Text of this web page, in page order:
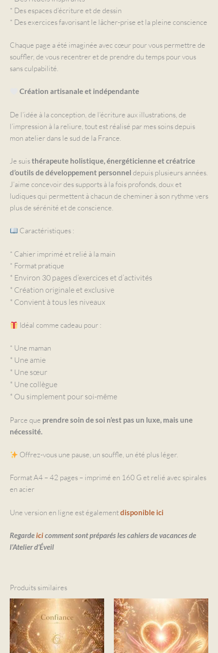
* Des espaces d’écriture et de dessin
* Des exercices favorisant le lâcher-prise et la pleine conscience
Chaque page a été imaginée avec cœur pour vous permettre de
souffler, de vous recentrer et de prendre du temps pour vous
sans culpabilité.
Création artisanale et indépendante
De l’idée à la conception, de l’écriture aux illustrations, de
l’impression à la reliure, tout est réalisé par mes soins depuis
mon atelier dans le sud de la France.
Je suisthérapeute holistique, énergéticienne et créatrice
d’outils de développement personnel depuis plusieurs années.
J’aime concevoir des supports à la fois profonds, doux et
ludiques qui permettent à chacun de cheminer à son rythme vers
plus de sérénité et de conscience.
Caractéristiques :
* Cahier imprimé et relié à la main
* Format pratique
* Environ 30 pages d’exercices et d’activités
* Création originale et exclusive
* Convient à tous les niveaux
Idéal comme cadeau pour :
* Une maman
* Une amie
* Une sœur
* Une collègue
* Ou simplement pour soi-même
Parce que prendre soin de soi n’est pas un luxe, mais une
nécessité.
Offrez-vous une pause, un souffle, un été plus léger.
Format A4 – 42 pages – imprimé en 160 G et relié avec spirales
en acier
Une version en ligne est égalementdisponible ici
Regardeicicomment sont préparés les cahiers de vacances de
l’Atelier d’Éveil
Produits similaires